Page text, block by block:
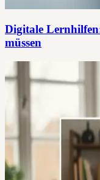
Digitale
müssen